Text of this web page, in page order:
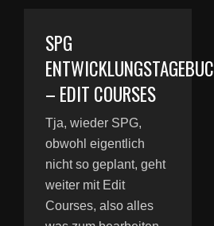
SPG
ENTWICKLUNGSTAGEBUCH
– EDIT COURSES
Tja, wieder SPG,
obwohl eigentlich
nicht so geplant, geht
weiter mit Edit
Courses, also alles